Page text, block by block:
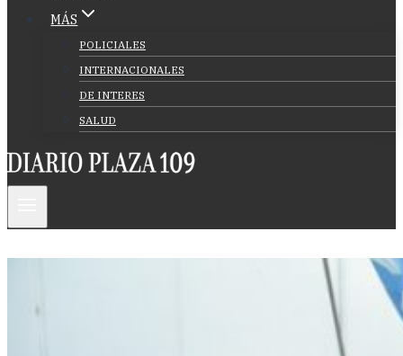
MÁS
POLICIALES
INTERNACIONALES
DE INTERES
SALUD